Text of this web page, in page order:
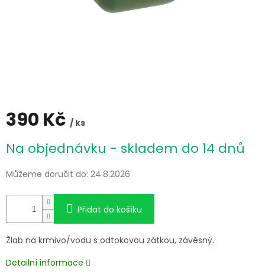
390 Kč / ks
cena:
Na objednávku - skladem do 14 dnů
Můžeme doručit do: 24.8.2026
Přidat do košíku
Žlab na krmivo/vodu s odtokovou zátkou, závěsný.
Detailní informace